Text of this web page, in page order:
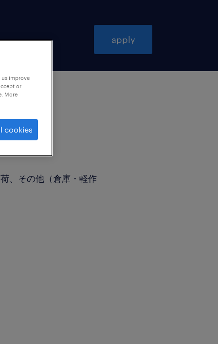
apply
、その他（倉庫・軽作
improve
or
More
cookies